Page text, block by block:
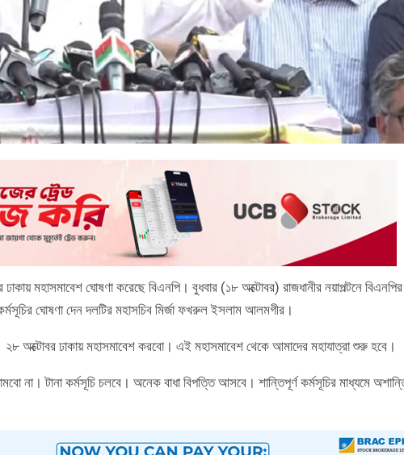
মহাসমাবেশ ঘোষণা করেছে বিএনপি। বুধবার (১৮ অক্টোবর) রাজধানীর নয়াপল্টনে বিএনপির
ঘোষণা দেন দলটির মহাসচিব মির্জা ফখরুল ইসলাম আলমগীর।
অক্টোবর ঢাকায় মহাসমাবেশ করবো। এই মহাসমাবেশ থেকে আমাদের মহাযাত্রা শুরু হবে।
না। টানা কর্মসূচি চলবে। অনেক বাধা বিপত্তি আসবে। শান্তিপূর্ণ কর্মসূচির মাধ্যমে